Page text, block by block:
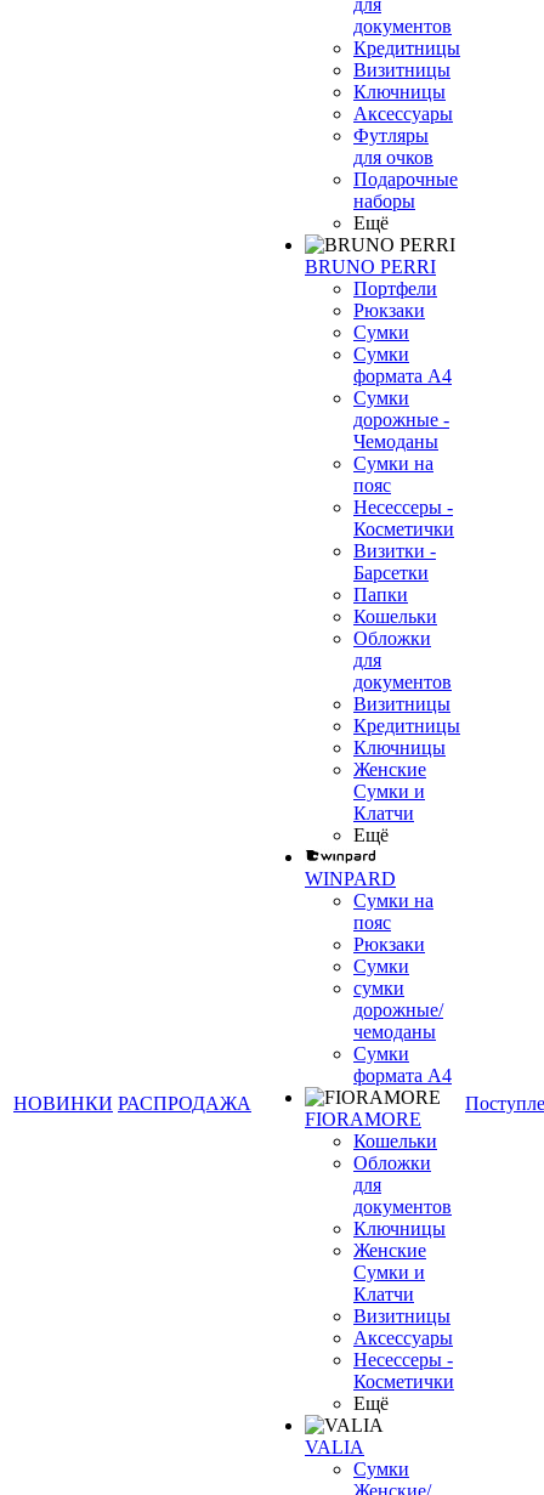
НОВИНКИ РАСПРОДАЖА
для
документов
Кредитницы
Визитницы
Ключницы
Аксессуары
Футляры
для очков
Подарочные
наборы
Ещё
BRUNO PERRI
Портфели
Рюкзаки
Сумки
Сумки
формата А4
Сумки
дорожные -
Чемоданы
Сумки на
пояс
Несессеры -
Косметички
Визитки -
Барсетки
Папки
Кошельки
Обложки
для
документов
Визитницы
Кредитницы
Ключницы
Женские
Сумки и
Клатчи
Ещё
WINPARD
Сумки на
пояс
Рюкзаки
Сумки
сумки
дорожные/
чемоданы
Сумки
формата А4
FIORAMORE
Кошельки
Обложки
для
документов
Ключницы
Женские
Сумки и
Клатчи
Визитницы
Аксессуары
Несессеры -
Косметички
Ещё
VALIA
Сумки
Женские/